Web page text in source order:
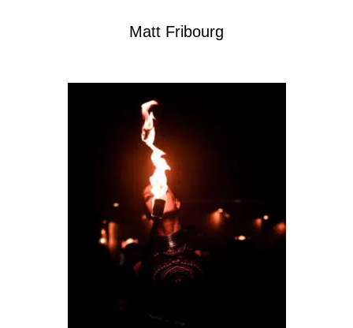
Matt Fribourg